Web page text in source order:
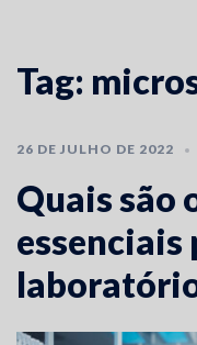
Tag:
26 DE JULHO DE 2022
Quais são
essenciais